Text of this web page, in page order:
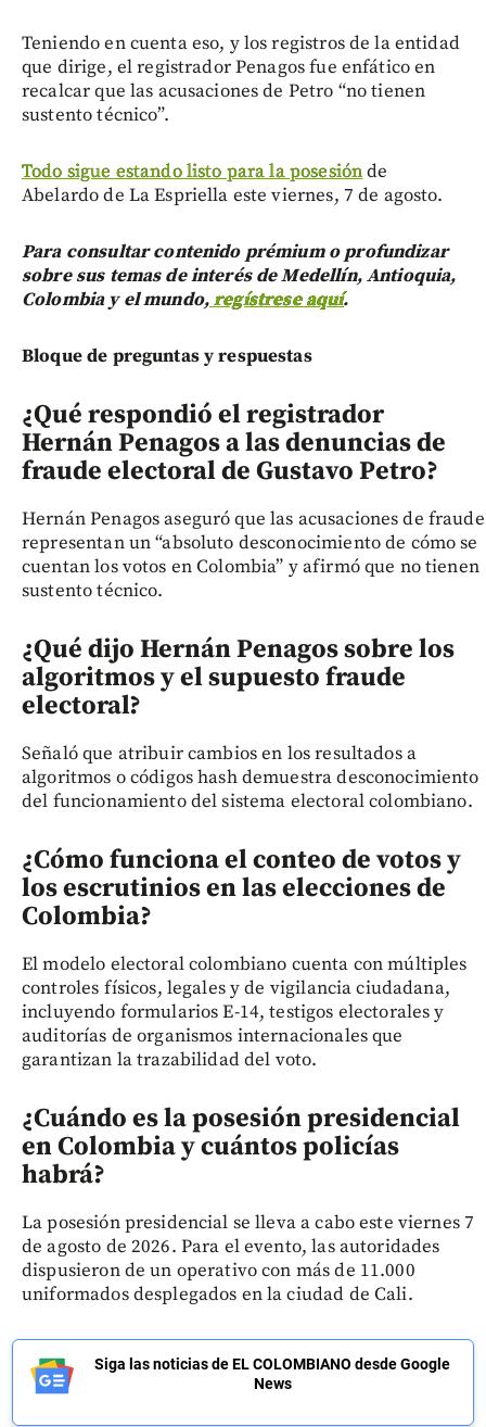
Teniendo en cuenta eso, y los registros de la entidad
que dirige, el registrador Penagos fue enfático en
recalcar que las acusaciones de Petro “no tienen
sustento técnico”.
Todo sigue estando listo para la posesiónde
Abelardo de La Espriella este viernes, 7 de agosto.
Para consultar contenido prémium o profundizar
sobre sus temas de interés de Medellín, Antioquia,
Colombia y el mundo,regístrese aquí.
Bloque de preguntas y respuestas
¿Qué respondió el registrador
Hernán Penagos a las denuncias de
fraude electoral de Gustavo Petro?
Hernán Penagos aseguró que las acusaciones de fraude
representan un “absoluto desconocimiento de cómo se
cuentan los votos en Colombia” y afirmó que no tienen
sustento técnico.
¿Qué dijo Hernán Penagos sobre los
algoritmos y el supuesto fraude
electoral?
Señaló que atribuir cambios en los resultados a
algoritmos o códigos hash demuestra desconocimiento
del funcionamiento del sistema electoral colombiano.
¿Cómo funciona el conteo de votos y
los escrutinios en las elecciones de
Colombia?
El modelo electoral colombiano cuenta con múltiples
controles físicos, legales y de vigilancia ciudadana,
incluyendo formularios E-14, testigos electorales y
auditorías de organismos internacionales que
garantizan la trazabilidad del voto.
¿Cuándo es la posesión presidencial
en Colombia y cuántos policías
habrá?
La posesión presidencial se lleva a cabo este viernes 7
de agosto de 2026. Para el evento, las autoridades
dispusieron de un operativo con más de 11.000
uniformados desplegados en la ciudad de Cali.
Siga las noticias de EL COLOMBIANO desde Google
News